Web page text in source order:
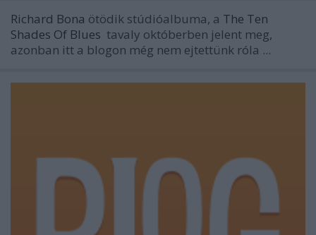
Richard Bona ötödik stúdióalbuma, a The Ten
Shades Of Blues tavaly októberben jelent meg,
azonban itt a blogon még nem ejtettünk róla ...